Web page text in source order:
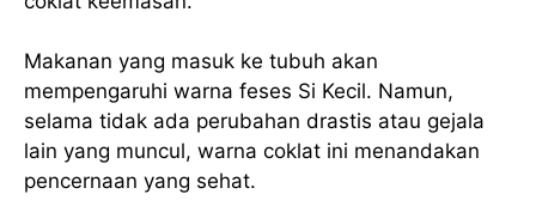
Makanan yang masuk ke tubuh akan
mempengaruhi warna feses Si Kecil. Namun,
selama tidak ada perubahan drastis atau gejala
lain yang muncul, warna coklat ini menandakan
pencernaan yang sehat.